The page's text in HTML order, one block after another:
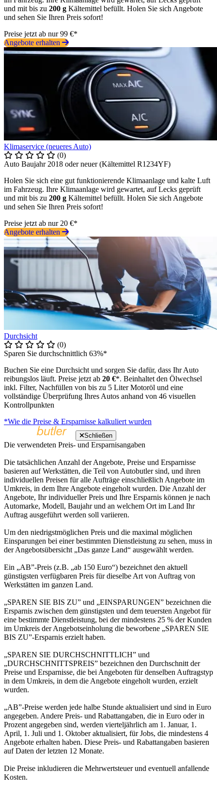
und mit bis zu 200 g Kältemittel befüllt. Holen Sie sich Angebote
und sehen Sie Ihren Preis sofort!
Preise jetzt ab nur 99 €*
Angebote erhalten
Klimaservice (neueres Auto)
(0)
Auto Baujahr 2018 oder neuer (Kältemittel R1234YF)
Holen Sie sich eine gut funktionierende Klimaanlage und kalte Luft
im Fahrzeug. Ihre Klimaanlage wird gewartet, auf Lecks geprüft
und mit bis zu 200 g Kältemittel befüllt. Holen Sie sich Angebote
und sehen Sie Ihren Preis sofort!
Preise jetzt ab nur 20 €*
Angebote erhalten
Durchsicht
(0)
Sparen Sie durchschnittlich 63%*
Buchen Sie eine Durchsicht und sorgen Sie dafür, dass Ihr Auto
reibungslos läuft. Preise jetzt ab 20 €*. Beinhaltet den Ölwechsel
inkl. Filter, Nachfüllen von bis zu 5 Liter Motoröl und eine
vollständige Überprüfung Ihres Autos anhand von 46 visuellen
Kontrollpunkten
*Wie die Preise & Ersparnisse kalkuliert wurden
Schließen
Die verwendeten Preis- und Ersparnisangaben
Die tatsächlichen Anzahl der Angebote, Preise und Ersparnisse
basieren auf Werkstätten, die Teil von Autobutler sind, und ihren
individuellen Preisen für alle Aufträge einschließlich Angebote im
Umkreis, in dem Ihre Angebote eingeholt wurden. Die Anzahl der
Angebote, Ihr individueller Preis und Ihre Ersparnis können je nach
Automarke, Modell, Baujahr und an welchem Ort im Land Ihr
Auftrag ausgeführt werden soll variieren.
Um den niedrigstmöglichen Preis und die maximal möglichen
Einsparungen bei einer bestimmten Dienstleistung zu sehen, muss in
der Angebotsübersicht „Das ganze Land“ ausgewählt werden.
Ein „AB”-Preis (z.B. „ab 150 Euro“) bezeichnet den aktuell
günstigsten verfügbaren Preis für dieselbe Art von Auftrag von
Werkstätten im ganzen Land.
„SPAREN SIE BIS ZU” und „EINSPARUNGEN” bezeichnen die
Ersparnis zwischen dem günstigsten und dem teuersten Angebot für
eine bestimmte Dienstleistung, bei der mindestens 25 % der Kunden
im Umkreis der Angebotseinholung die beworbene „SPAREN SIE
BIS ZU”-Ersparnis erzielt haben.
„SPAREN SIE DURCHSCHNITTLICH” und
„DURCHSCHNITTSPREIS” bezeichnen den Durchschnitt der
Preise und Ersparnisse, die bei Angeboten für denselben Auftragstyp
in dem Umkreis, in dem die Angebote eingeholt wurden, erzielt
wurden.
„AB”-Preise werden jede halbe Stunde aktualisiert und sind in Euro
angegeben. Andere Preis- und Rabattangaben, die in Euro oder in
Prozent angegeben sind, werden vierteljährlich am 1. Januar, 1.
April, 1. Juli und 1. Oktober aktualisiert, für Jobs, die mindestens 4
Angebote erhalten haben. Diese Preis- und Rabattangaben basieren
auf Daten der letzten 12 Monate.
Die Preise inkludieren die Mehrwertsteuer und eventuell anfallende
Kosten.